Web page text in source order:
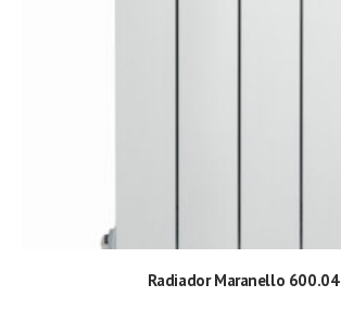
Radiador Maranello 600.04